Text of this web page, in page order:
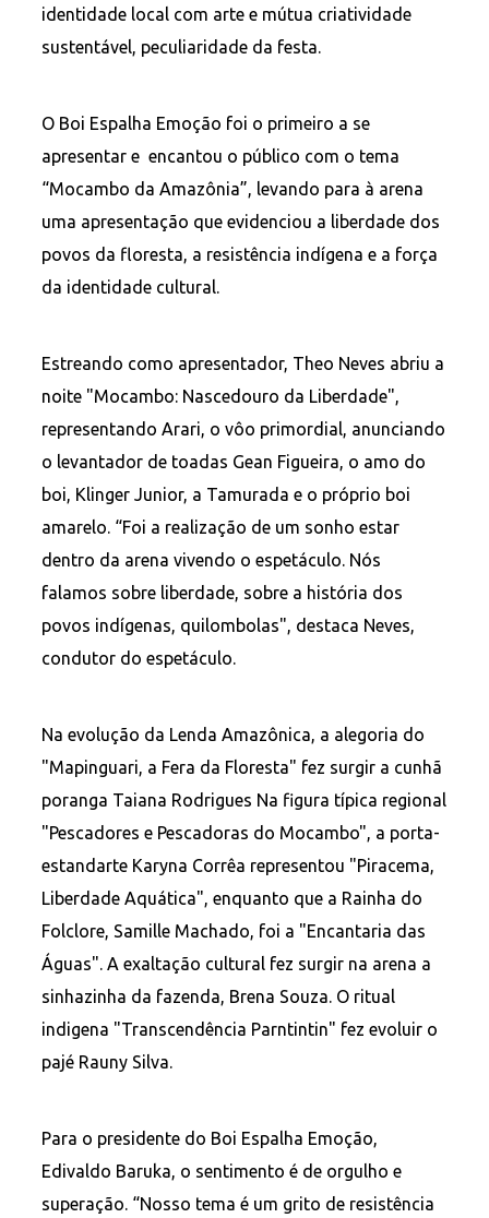
identidade local com arte e mútua criatividade
sustentável, peculiaridade da festa.
O Boi Espalha Emoção foi o primeiro a se
apresentar e encantou o público com o tema
“Mocambo da Amazônia”, levando para à arena
uma apresentação que evidenciou a liberdade dos
povos da floresta, a resistência indígena e a força
da identidade cultural.
Estreando como apresentador, Theo Neves abriu a
noite "Mocambo: Nascedouro da Liberdade",
representando Arari, o vôo primordial, anunciando
o levantador de toadas Gean Figueira, o amo do
boi, Klinger Junior, a Tamurada e o próprio boi
amarelo. “Foi a realização de um sonho estar
dentro da arena vivendo o espetáculo. Nós
falamos sobre liberdade, sobre a história dos
povos indígenas, quilombolas", destaca Neves,
condutor do espetáculo.
Na evolução da Lenda Amazônica, a alegoria do
"Mapinguari, a Fera da Floresta" fez surgir a cunhã
poranga Taiana Rodrigues Na figura típica regional
"Pescadores e Pescadoras do Mocambo", a porta-
estandarte Karyna Corrêa representou "Piracema,
Liberdade Aquática", enquanto que a Rainha do
Folclore, Samille Machado, foi a "Encantaria das
Águas". A exaltação cultural fez surgir na arena a
sinhazinha da fazenda, Brena Souza. O ritual
indigena "Transcendência Parntintin" fez evoluir o
pajé Rauny Silva.
Para o presidente do Boi Espalha Emoção,
Edivaldo Baruka, o sentimento é de orgulho e
superação. “Nosso tema é um grito de resistência